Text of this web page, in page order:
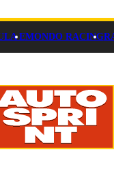
EMONDO RACING